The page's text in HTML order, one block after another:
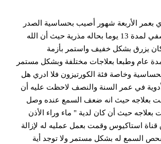
الأربعة شهور أصيب بحساسية الصدر
وبقي في المستشفي لمدة 13 يوما بحاله مذرية حيث أن الله
يزرق بشكل خفيف واستمر بأزمة
عام وطبعا بعلاجات مختلفة وبشكل مستمر
وخاصة فئة الكورتيزون فلا ادري هل
في عمر السنة والنصف لاحظت عليه أن
بعلاجه حيث انه ضعف السمع عنده وصل
قمت بعلاجه حيث أن كان لدية " ماء وراء الأذن
استاكيوس وقمت بعمل عمليه له لإزالة
السمع له بشكل مستمر ولا توجد أية